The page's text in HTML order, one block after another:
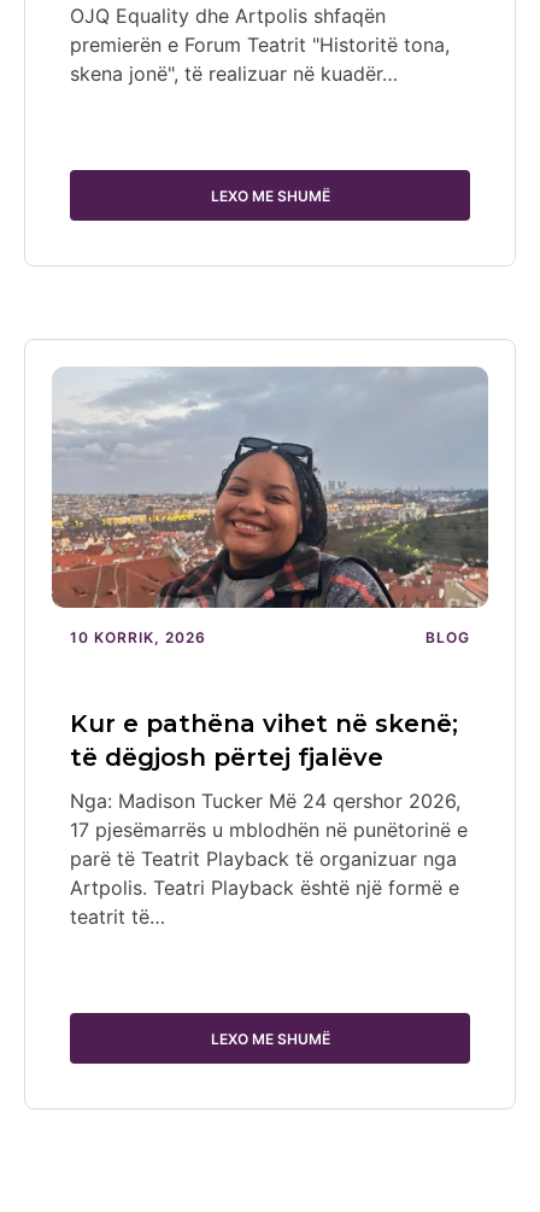
OJQ Equality dhe Artpolis shfaqën
premierën e Forum Teatrit "Historitë tona,
skena jonë", të realizuar në kuadër…
LEXO ME SHUMË
10 KORRIK, 2026 BLOG
Kur e pathëna vihet në skenë;
të dëgjosh përtej fjalëve
Nga: Madison Tucker Më 24 qershor 2026,
17 pjesëmarrës u mblodhën në punëtorinë e
parë të Teatrit Playback të organizuar nga
Artpolis. Teatri Playback është një formë e
teatrit të…
LEXO ME SHUMË